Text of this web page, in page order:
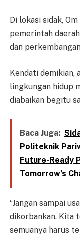
Di lokasi sidak,
pemerintah
dan
Kendati demikian,
lingkungan hidup
diabaikan begitu
Baca Juga:
Politeknik
Future-Ready
Tomorrow’s
“Jangan sampai
dikorbankan. Kita
semuanya harus